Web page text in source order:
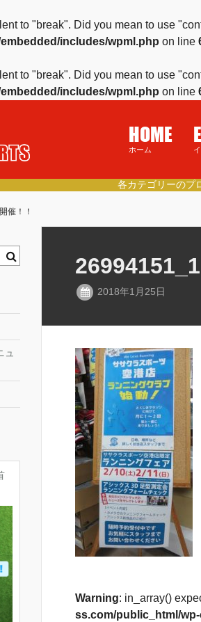
to "break". Did you mean to use
includes/wpml.php on line
to "break". Did you mean to use
includes/wpml.php on line
HOME
ホーム
徳島県民の健
催！！
2018年1月25日
Warning: in_array()
ss.com/public_html/
ュ